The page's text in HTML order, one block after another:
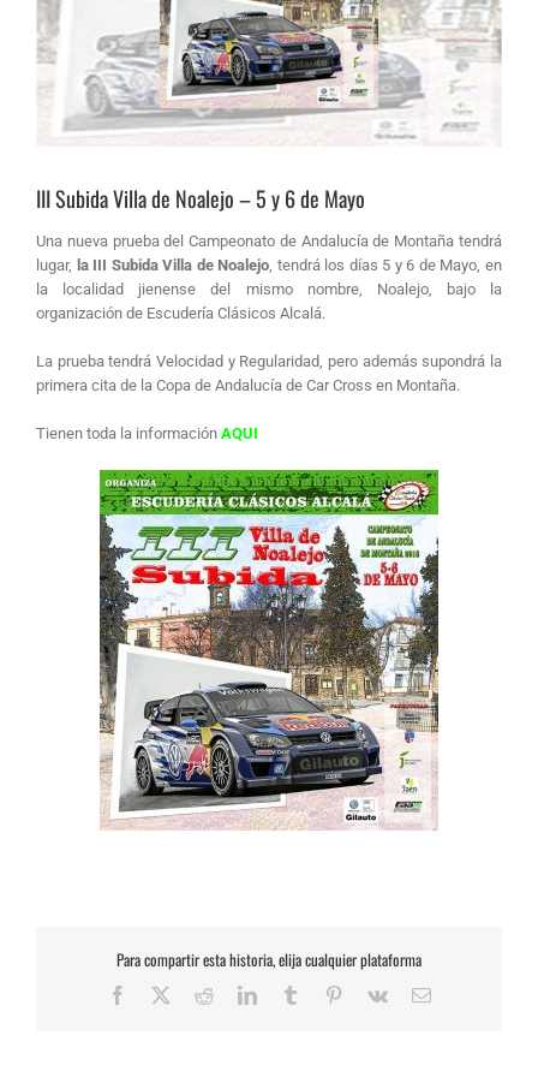
III Subida Villa de Noalejo – 5 y 6 de Mayo
Una nueva prueba del Campeonato de Andalucía de Montaña tendrá
lugar, la III Subida Villa de Noalejo, tendrá los días 5 y 6 de Mayo, en
la localidad jienense del mismo nombre, Noalejo, bajo la
organización de Escudería Clásicos Alcalá.
La prueba tendrá Velocidad y Regularidad, pero además supondrá la
primera cita de la Copa de Andalucía de Car Cross en Montaña.
Tienen toda la información AQUI
Para compartir esta historia, elija cualquier plataforma
Facebook RedditLinkedInTumblr Pinterest
Vk
Correo